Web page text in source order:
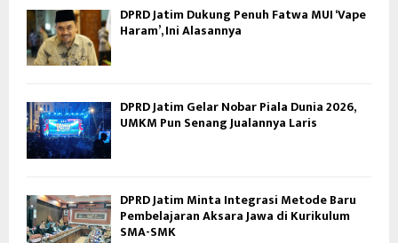
DPRD Jatim Dukung Penuh Fatwa MUI ‘Vape
Haram’, Ini Alasannya
DPRD Jatim Gelar Nobar Piala Dunia 2026,
UMKM Pun Senang Jualannya Laris
DPRD Jatim Minta Integrasi Metode Baru
Pembelajaran Aksara Jawa di Kurikulum
SMA-SMK